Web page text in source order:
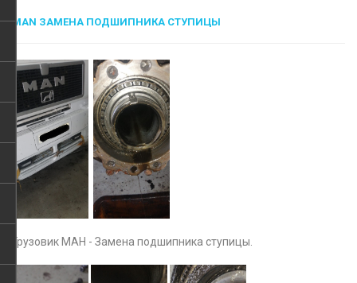
MAN ЗАМЕНА ПОДШИПНИКА СТУПИЦЫ
Грузовик МАН - Замена подшипника ступицы.